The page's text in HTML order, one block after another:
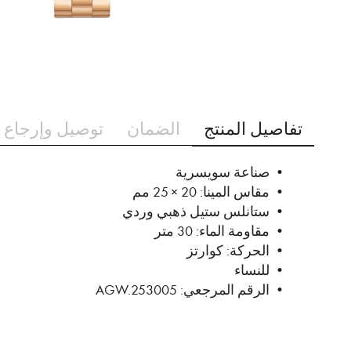
بداية
معرض
تفاصيل المنتج
• صناعة سويسرية
• مقاس المينا: 20 × 25 مم
• ستانلس ستيل ذهبي وردي
• مقاومة الماء: 30 متر
• الحركة: كوارتز
• للنساء
• الرقم المرجعي: AGW.253005
الضمان توصيل